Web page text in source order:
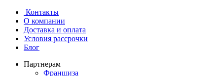
Контакты
О компании
Доставка и оплата
Условия рассрочки
Блог
Партнерам
Франшиза